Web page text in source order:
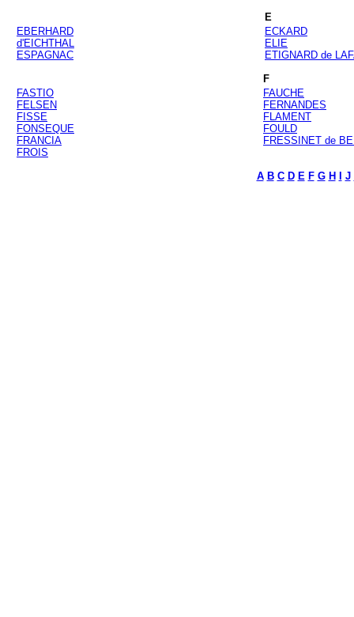
E
EBERHARD
ECKARD
d'EICHTHAL
ELIE
ESPAGNAC
ETIGNARD de
F
FASTIO
FAUCHE
FELSEN
FERNANDES
FISSE
FLAMENT
FONSEQUE
FOULD
FRANCIA
FRESSINET de
FROIS
A B C D E F G H J